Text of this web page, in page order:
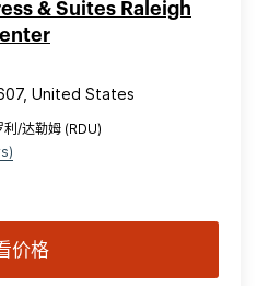
& Suites Raleigh
United States
/达勒姆 (RDU)
价格